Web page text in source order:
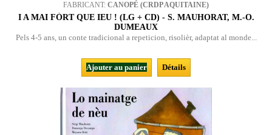
FABRICANT: CANOPÉ (CRDP AQUITAINE)
I A MAI FÒRT QUE IEU ! (LG + CD) - S. MAUHORAT, M.-O.
DUMEAUX
Pels 4-5 ans, un conte tradicional a repeticion, risolièr, adaptat al monde...
Ajouter au panier Détails